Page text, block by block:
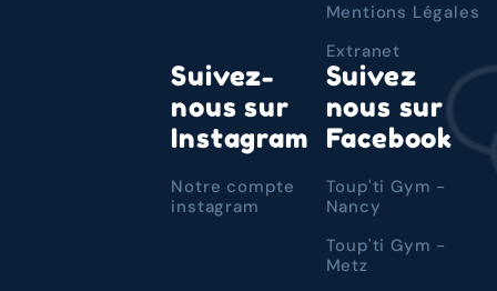
Mentions Légales
Extranet
Suivez-
nous sur
Instagram
Notre compte
instagram
Suivez
nous sur
Facebook
Toup'ti Gym -
Nancy
Toup'ti Gym -
Metz